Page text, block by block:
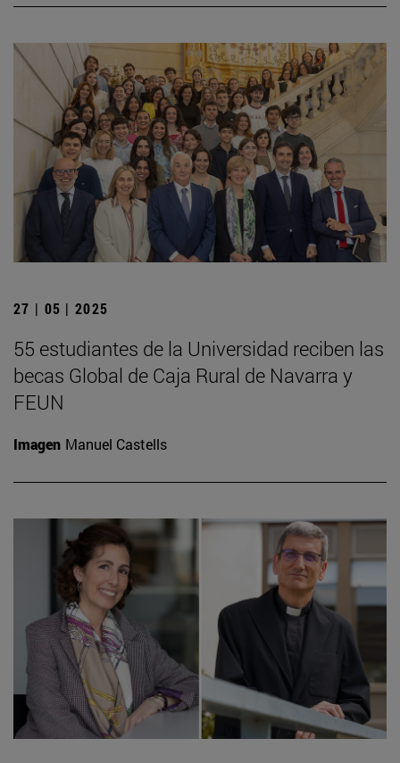
27 | 05 | 2025
55 estudiantes de la Universidad reciben las
becas Global de Caja Rural de Navarra y
FEUN
Imagen Manuel Castells